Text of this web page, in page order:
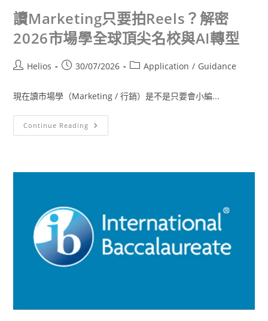
讀Marketing只要拍Reels？解密
2026市場學全球頂尖名校與AI轉型
Helios 30/07/2026 Application / Guidance
現在讀市場學（Marketing / 行銷）是不是只要會小編...
Continue Reading